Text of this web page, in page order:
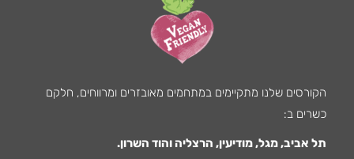
הקורסים שלנו מתקיימים במתחמים מאובזרים ומרווחים, חלקם
כשרים ב:
תל אביב, מגל, מודיעין, הרצליה והוד השרון.